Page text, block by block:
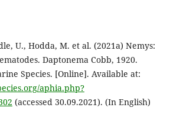
U., Hodda, M. et al. (2021a) Nemys:
Daptonema Cobb, 1920.
Species. [Online]. Available at:
aphia.php?
(accessed 30.09.2021). (In English)